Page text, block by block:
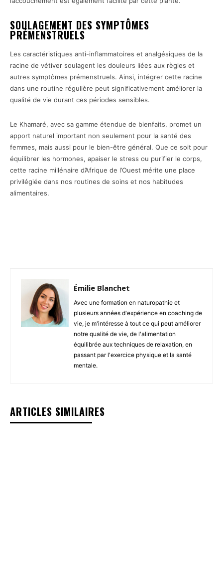
SOULAGEMENT DES SYMPTÔMES
PRÉMENSTRUELS
Les caractéristiques anti-inflammatoires et analgésiques de la
racine de vétiver soulagent les douleurs liées aux règles et
autres symptômes prémenstruels. Ainsi, intégrer cette racine
dans une routine régulière peut significativement améliorer la
qualité de vie durant ces périodes sensibles.
Le Khamaré, avec sa gamme étendue de bienfaits, promet un
apport naturel important non seulement pour la santé des
femmes, mais aussi pour le bien-être général. Que ce soit pour
équilibrer les hormones, apaiser le stress ou purifier le corps,
cette racine millénaire d’Afrique de l’Ouest mérite une place
privilégiée dans nos routines de soins et nos habitudes
alimentaires.
Émilie Blanchet
Avec une formation en naturopathie et
plusieurs années d'expérience en coaching de
vie, je m'intéresse à tout ce qui peut améliorer
notre qualité de vie, de l'alimentation
équilibrée aux techniques de relaxation, en
passant par l'exercice physique et la santé
mentale.
ARTICLES SIMILAIRES